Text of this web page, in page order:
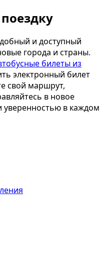
и доступный
города и страны.
билеты из
электронный билет
свой маршрут,
в новое
в каждом